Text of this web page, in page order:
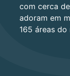
com cerca
adoram em
165 áreas do